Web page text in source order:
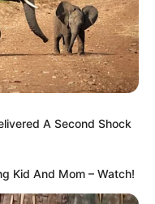
A Second Shock
Kid And Mom – Watch!